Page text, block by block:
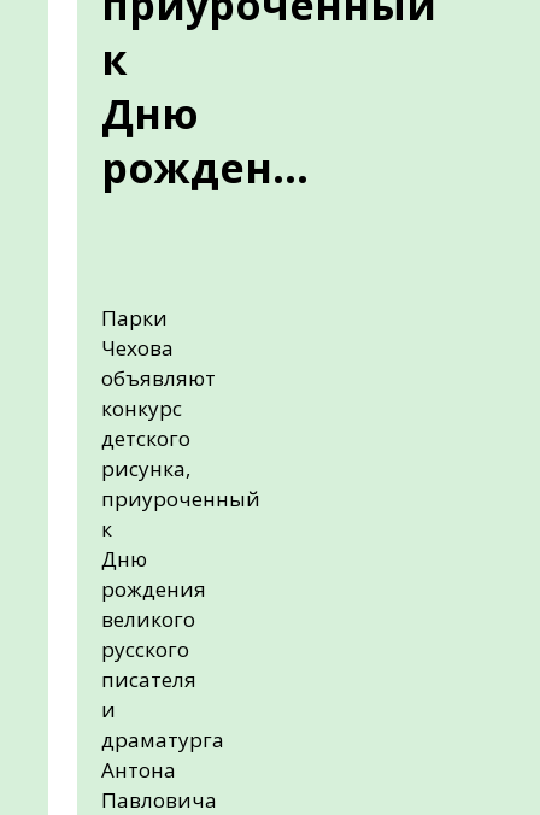
к
Дню
рожден...
Парки
Чехова
объявляют
конкурс
детского
рисунка,
приуроченный
к
Дню
рождения
великого
русского
писателя
и
драматурга
Антона
Павловича